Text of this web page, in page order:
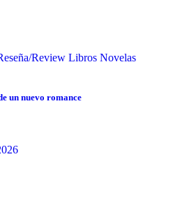
Review Libros Novelas
un nuevo romance